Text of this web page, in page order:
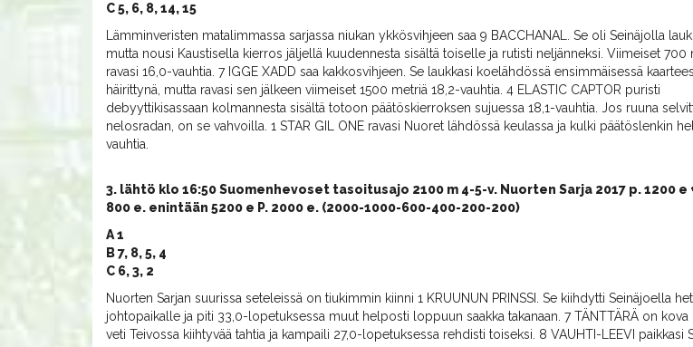
C 5, 6, 8, 14, 15
Lämminveristen matalimmassa sarjassa niukan ykkösvihjeen saa 9 BACCHANAL. Se oli Seinäjolla
mutta nousi Kaustisella kierros jäljellä kuudennesta sisältä toiselle ja rutisti neljänneksi. Viimeiset 700
ravasi 16,0-vauhtia. 7 IGGE XADD saa kakkosvihjeen. Se laukkasi koelähdössä ensimmäisessä
häirittynä, mutta ravasi sen jälkeen viimeiset 1500 metriä 18,2-vauhtia. 4 ELASTIC CAPTOR puristi
debyyttikisassaan kolmannesta sisältä totoon päätöskierroksen sujuessa 18,1-vauhtia. Jos ruuna
nelosradan, on se vahvoilla. 1 STAR GIL ONE ravasi Nuoret lähdössä keulassa ja kulki päätöslenkin
vauhtia.
3. lähtö klo 16:50 Suomenhevoset tasoitusajo 2100 m 4-5-v. Nuorten Sarja 2017 p. 1200 e
800 e. enintään 5200 e P. 2000 e. (2000-1000-600-400-200-200)
A 1
B 7, 8, 5, 4
C 6, 3, 2
Nuorten Sarjan suurissa seteleissä on tiukimmin kiinni 1 KRUUNUN PRINSSI. Se kiihdytti Seinäjoella
johtopaikalle ja piti 33,0-lopetuksessa muut helposti loppuun saakka takanaan. 7 TÄNTTÄRÄ on kova
veti Teivossa kiihtyvää tahtia ja kampaili 27,0-lopetuksessa rehdisti toiseksi. 8 VAUHTI-LEEVI paikkasi